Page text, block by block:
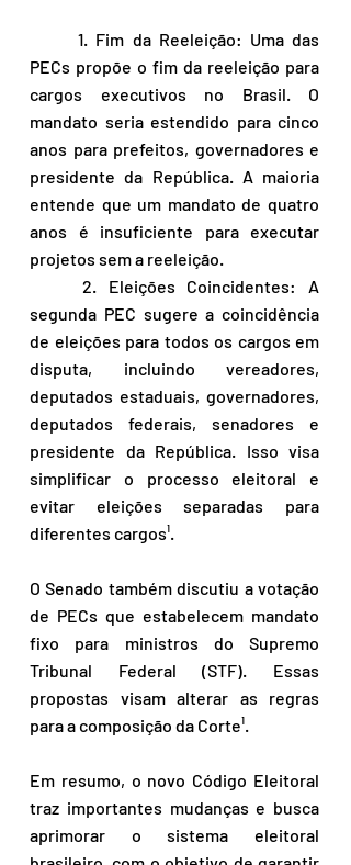
	1. Fim da Reeleição: Uma das
PECs propõe o fim da reeleição para
cargos executivos no Brasil. O
mandato seria estendido para cinco
anos para prefeitos, governadores e
presidente da República. A maioria
entende que um mandato de quatro
anos é insuficiente para executar
projetos sem a reeleição.
segunda PEC sugere a coincidência
de eleições para todos os cargos em
disputa, incluindo vereadores,
deputados estaduais, governadores,
deputados federais, senadores e
presidente da República. Isso visa
simplificar o processo eleitoral e
evitar eleições separadas para
diferentes cargos¹.
O Senado também discutiu a votação
de PECs que estabelecem mandato
fixo para ministros do Supremo
Tribunal Federal (STF). Essas
propostas visam alterar as regras
para a composição da Corte¹.
Em resumo, o novo Código Eleitoral
traz importantes mudanças e busca
aprimorar o sistema eleitoral